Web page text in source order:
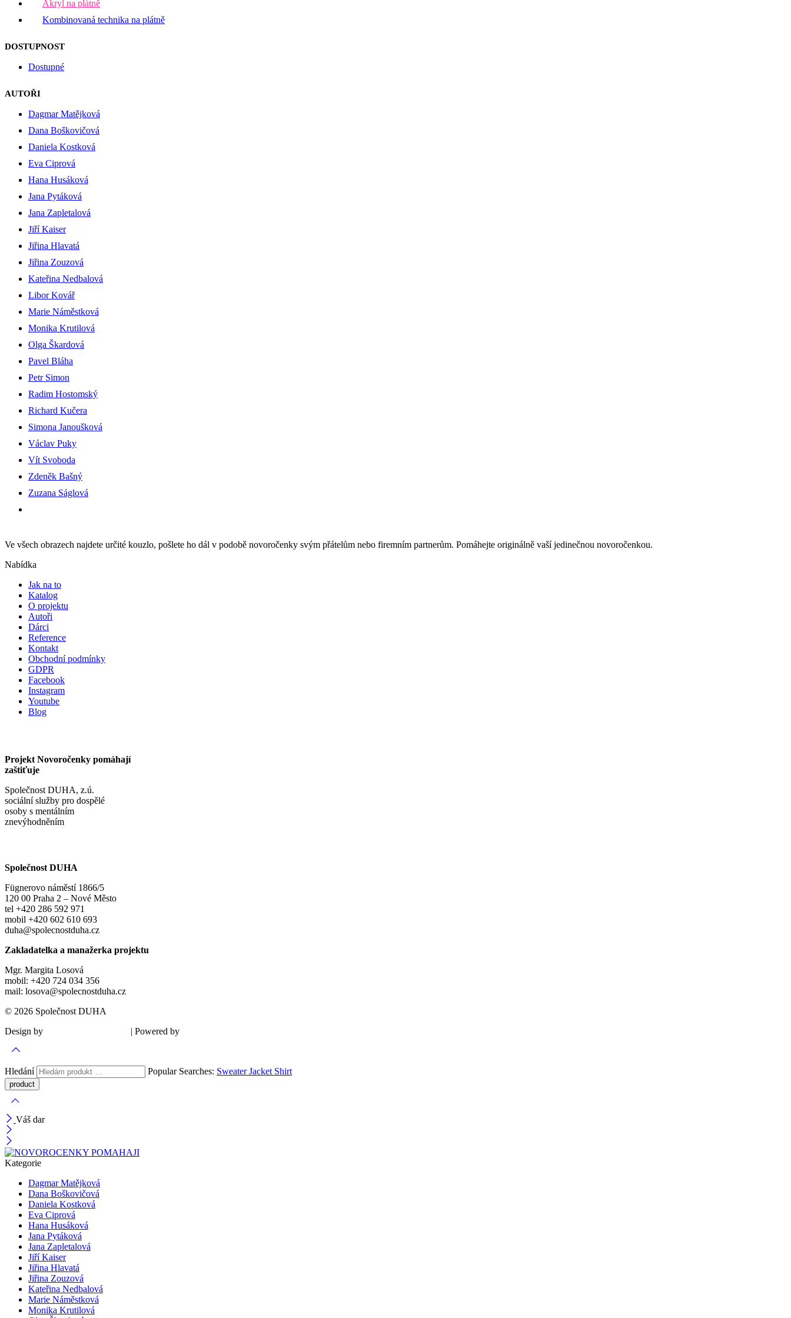
Akryl na plátně
Kombinovaná technika na plátně
DOSTUPNOST
Dostupné
AUTOŘI
Dagmar Matějková
Dana Boškovičová
Daniela Kostková
Eva Ciprová
Hana Husáková
Jana Pytáková
Jana Zapletalová
Jiří Kaiser
Jiřina Hlavatá
Jiřina Zouzová
Kateřina Nedbalová
Libor Kovář
Marie Náměstková
Monika Krutilová
Olga Škardová
Pavel Bláha
Petr Simon
Radim Hostomský
Richard Kučera
Simona Janoušková
Václav Puky
Vít Svoboda
Zdeněk Bašný
Zuzana Ságlová
Ve všech obrazech najdete určité kouzlo, pošlete ho dál v podobě novoročenky svým přátelům nebo firemním partnerům. Pomáhejte originálně vaší jedinečnou novoročenkou.
Nabídka
Jak na to
Katalog
O projektu
Autoři
Dárci
Reference
Kontakt
Obchodní podmínky
GDPR
Facebook
Instagram
Youtube
Blog
Projekt Novoročenky pomáhají
zaštiťuje
Společnost DUHA, z.ú.
sociální služby pro dospělé
osoby s mentálním
znevýhodněním
Společnost DUHA
Fügnerovo náměstí 1866/5
120 00 Praha 2 – Nové Město
tel +420 286 592 971
mobil +420 602 610 693
duha@spolecnostduha.cz
Zakladatelka a manažerka projektu
Mgr. Margita Losová
mobil: +420 724 034 356
mail: losova@spolecnostduha.cz
© 2026 Společnost DUHA
Design by
| Powered by
Hledání Popular Searches: SweaterJacket Shirt
Váš dar
Kategorie
Dagmar Matějková
Dana Boškovičová
Daniela Kostková
Eva Ciprová
Hana Husáková
Jana Pytáková
Jana Zapletalová
Jiří Kaiser
Jiřina Hlavatá
Jiřina Zouzová
Kateřina Nedbalová
Marie Náměstková
Monika Krutilová